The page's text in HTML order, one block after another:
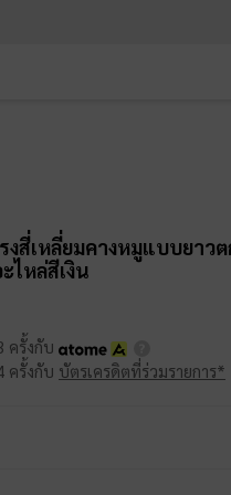
สี่เหลี่ยมคางหมูแบบยาว
ไหล่สีเงิน
ครั้งกับ
ครั้งกับ บัตรเครดิตที่ร่วมรายการ*